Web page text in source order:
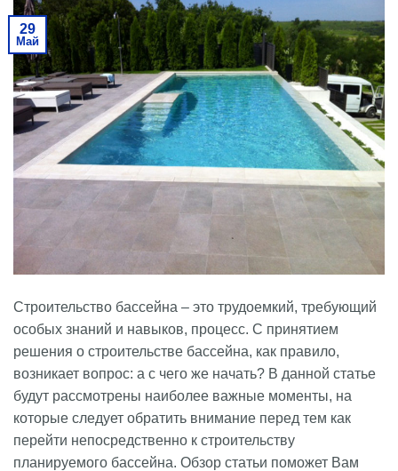
29
Май
Строительство бассейна – это трудоемкий, требующий
особых знаний и навыков, процесс. С принятием
решения о строительстве бассейна, как правило,
возникает вопрос: а с чего же начать? В данной статье
будут рассмотрены наиболее важные моменты, на
которые следует обратить внимание перед тем как
перейти непосредственно к строительству
планируемого бассейна. Обзор статьи поможет Вам